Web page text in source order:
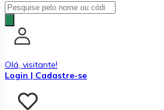
Pesquisar
produtos
Olá, visitante!
Login | Cadastre-se